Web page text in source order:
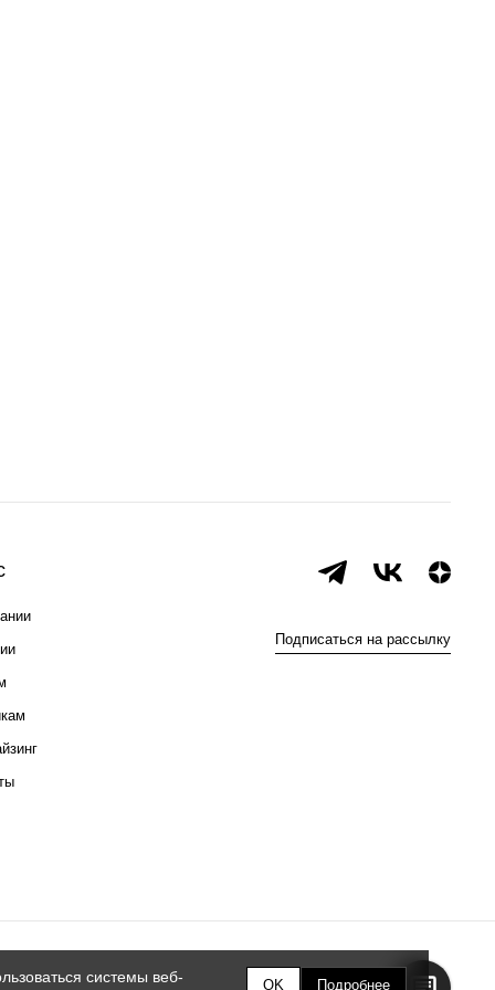
Подписаться на рассылку
системы веб-
OK Подробнее